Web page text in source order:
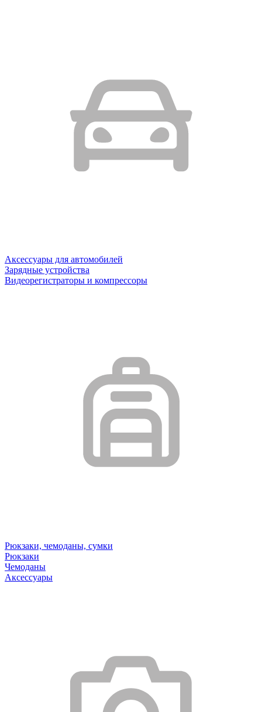
Аксессуары для автомобилей
Зарядные устройства
Видеорегистраторы и компрессоры
Рюкзаки, чемоданы, сумки
Рюкзаки
Чемоданы
Аксессуары